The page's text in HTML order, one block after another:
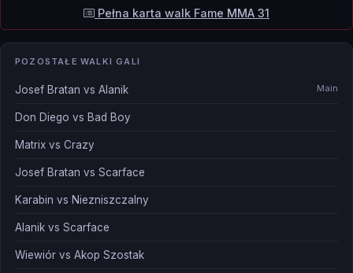
Pełna karta walk Fame MMA 31
POZOSTAŁE WALKI GALI
Josef Bratan vs Alanik Main
Don Diego vs Bad Boy
Matrix vs Crazy
Josef Bratan vs Scarface
Karabin vs Niezniszczalny
Alanik vs Scarface
Wiewiór vs Akop Szostak